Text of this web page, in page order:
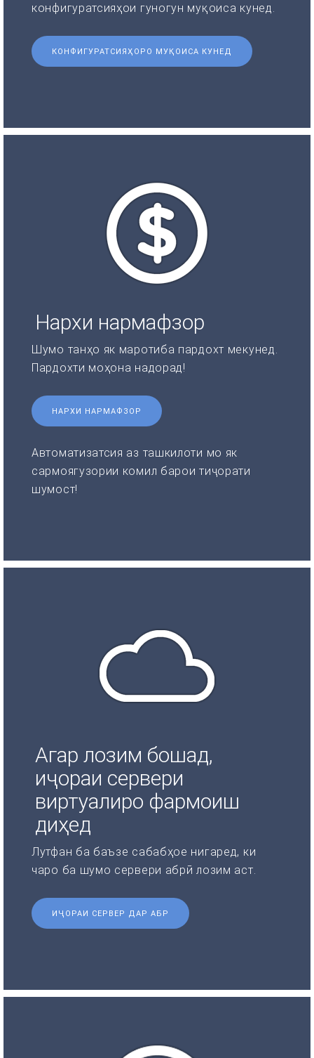
конфигуратсияҳои гуногун муқоиса кунед.
КОНФИГУРАТСИЯҲОРО МУҚОИСА КУНЕД
Нархи нармафзор
Шумо танҳо як маротиба пардохт мекунед.
Пардохти моҳона надорад!
НАРХИ НАРМАФЗОР
Автоматизатсия аз ташкилоти мо як
сармоягузории комил барои тиҷорати
шумост!
Агар лозим бошад,
иҷораи сервери
виртуалиро фармоиш
диҳед
Лутфан ба баъзе сабабҳое нигаред, ки
чаро ба шумо сервери абрӣ лозим аст.
ИҶОРАИ СЕРВЕР ДАР АБР